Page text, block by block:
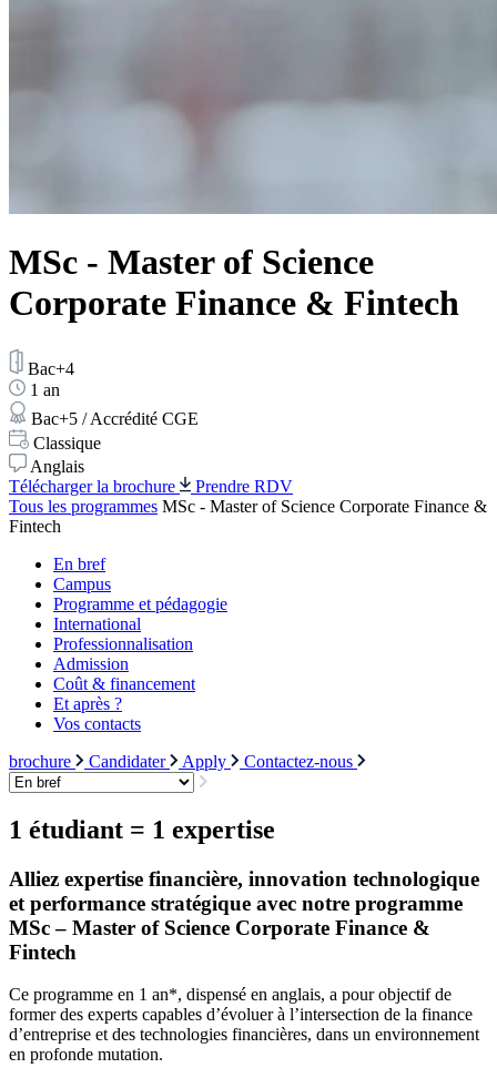
MSc - Master of Science
Corporate Finance & Fintech
Bac+4
1 an
Bac+5 / Accrédité CGE
Classique
Anglais
Télécharger la brochure
Prendre RDV
Tous les programmes MSc - Master of Science Corporate Finance &
Fintech
En bref
Campus
Programme et pédagogie
International
Professionnalisation
Admission
Coût & financement
Et après ?
Vos contacts
brochure
Candidater Apply Contactez-nous
1 étudiant = 1 expertise
Alliez expertise financière, innovation technologique
et performance stratégique avec notre programme
MSc – Master of Science Corporate Finance &
Fintech
Ce programme en 1 an*, dispensé en anglais, a pour objectif de
former des experts capables d’évoluer à l’intersection de la finance
d’entreprise et des technologies financières, dans un environnement
en profonde mutation.